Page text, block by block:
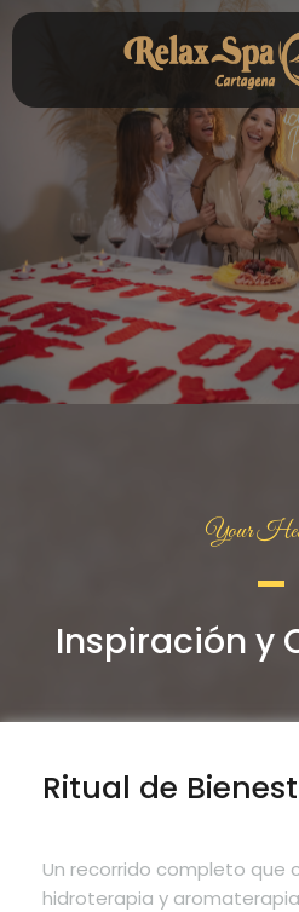
Your
Inspiración y
Ritual de
Un recorrido completo que
hidroterapia y